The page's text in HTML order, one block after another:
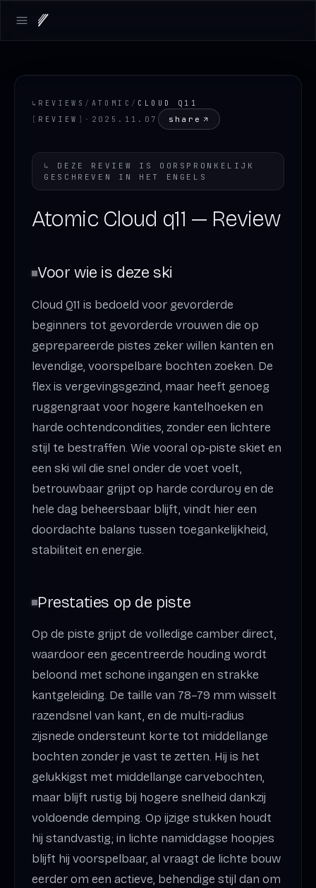
Open main menu
↳ REVIEWS / ATOMIC / CLOUD Q11
[ REVIEW ] · 2025.11.07 share
↳ DEZE REVIEW IS OORSPRONKELIJK
GESCHREVEN IN HET
ENGELS
Atomic Cloud q11 — Review
Voor wie is deze ski
Cloud Q11 is bedoeld voor gevorderde
beginners tot gevorderde vrouwen die op
geprepareerde pistes zeker willen kanten en
levendige, voorspelbare bochten zoeken. De
flex is vergevingsgezind, maar heeft genoeg
ruggengraat voor hogere kantelhoeken en
harde ochtendcondities, zonder een lichtere
stijl te bestraffen. Wie vooral op‑piste skiet en
een ski wil die snel onder de voet voelt,
betrouwbaar grijpt op harde corduroy en de
hele dag beheersbaar blijft, vindt hier een
doordachte balans tussen toegankelijkheid,
stabiliteit en energie.
Prestaties op de piste
Op de piste grijpt de volledige camber direct,
waardoor een gecentreerde houding wordt
beloond met schone ingangen en strakke
kantgeleiding. De taille van 78–79 mm wisselt
razendsnel van kant, en de multi‑radius
zijsnede ondersteunt korte tot middellange
bochten zonder je vast te zetten. Hij is het
gelukkigst met middellange carvebochten,
maar blijft rustig bij hogere snelheid dankzij
voldoende demping. Op ijzige stukken houdt
hij standvastig; in lichte namiddagse hoopjes
blijft hij voorspelbaar, al vraagt de lichte bouw
eerder om een actieve, behendige stijl dan om